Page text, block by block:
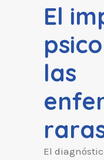
El
las
El